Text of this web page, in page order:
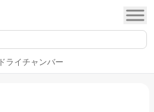
ドライチャンバー